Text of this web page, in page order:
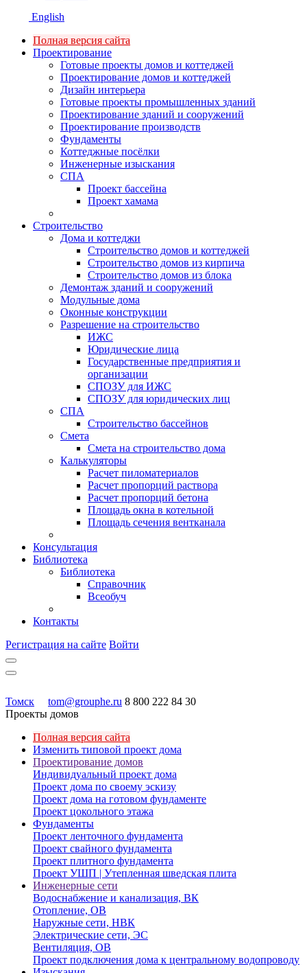
English
Полная версия сайта
Проектирование
Готовые проекты домов и коттеджей
Проектирование домов и коттеджей
Дизайн интерьера
Готовые проекты промышленных зданий
Проектирование зданий и сооружений
Проектирование производств
Фундаменты
Коттеджные посёлки
Инженерные изыскания
СПА
Проект бассейна
Проект хамама
Строительство
Дома и коттеджи
Строительство домов и коттеджей
Строительство домов из кирпича
Строительство домов из блока
Демонтаж зданий и сооружений
Модульные дома
Оконные конструкции
Разрешение на строительство
ИЖС
Юридические лица
Государственные предприятия и
организации
СПОЗУ для ИЖС
СПОЗУ для юридических лиц
СПА
Строительство бассейнов
Смета
Смета на строительство дома
Калькуляторы
Расчет пиломатериалов
Расчет пропорций раствора
Расчет пропорций бетона
Площадь окна в котельной
Площадь сечения вентканала
Консультация
Библиотека
Библиотека
Справочник
Всеобуч
Контакты
Регистрация на сайте Войти
Томск tom@grouphe.ru 8 800 222 84 30
Проекты домов
Полная версия сайта
Изменить типовой проект дома
Проектирование домов
Индивидуальный проект дома
Проект дома по своему эскизу
Проект дома на готовом фундаменте
Проект цокольного этажа
Фундаменты
Проект ленточного фундамента
Проект свайного фундамента
Проект плитного фундамента
Проект УШП | Утепленная шведская плита
Инженерные сети
Водоснабжение и канализация, ВК
Отопление, ОВ
Наружные сети, НВК
Электрические сети, ЭС
Вентиляция, ОВ
Проект подключения дома к центральному водопроводу